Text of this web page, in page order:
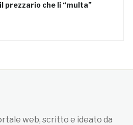
prezzario che li “multa”
web, scritto e ideato da